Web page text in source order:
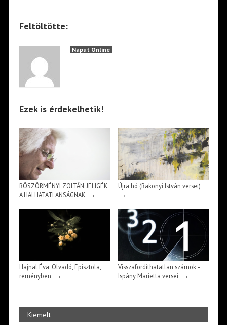
Feltöltötte:
Napút Online
Ezek is érdekelhetik!
BÖSZÖRMÉNYI ZOLTÁN: JELIGÉK
A HALHATATLANSÁGNAK→
Újra hó (Bakonyi István versei)
→
Hajnal Éva: Olvadó, Episztola,
reményben →
Visszafordíthatatlan számok –
Ispány Marietta versei →
Kiemelt